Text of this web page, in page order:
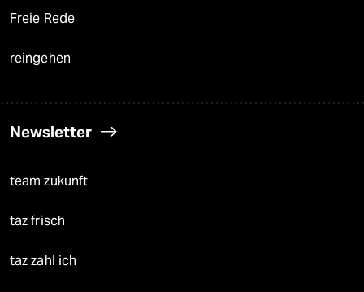
Freie Rede
reingehen
Newsletter
team zukunft
taz frisch
taz zahl ich